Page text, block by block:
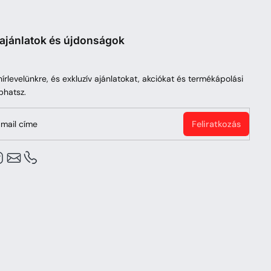
és újdonságok
és exkluzív ajánlatokat, akciókat és termékápolási
címe Feliratkozás